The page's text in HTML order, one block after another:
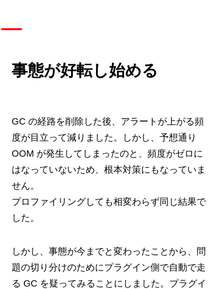
事態が好転し始める
GC の経路を削除した後、アラートが上がる頻
度が目立って減りました。しかし、予想通り
OOM が発生してしまったのと、頻度がゼロに
はなっていないため、根本対策にもなっていま
せん。
プロファイリングしても相変わらず同じ結果で
した。
しかし、事態が今までと変わったことから、問
題の切り分けのためにプラグイン側で自動で走
る GC を疑ってみることにしました。プラグイ